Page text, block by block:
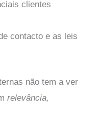
clientes
contacto e as leis
não tem a ver
relevância,